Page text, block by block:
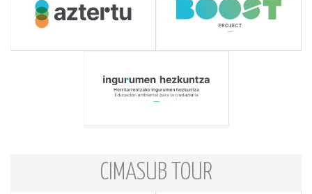
CIMASUB TOUR